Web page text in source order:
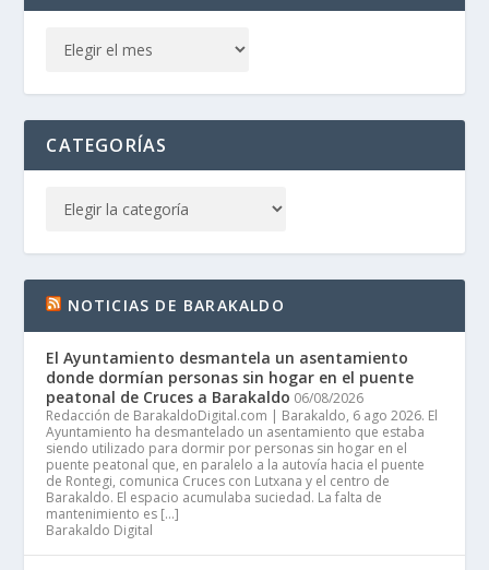
CATEGORÍAS
NOTICIAS DE BARAKALDO
El Ayuntamiento desmantela un asentamiento
donde dormían personas sin hogar en el puente
peatonal de Cruces a Barakaldo 06/08/2026
Redacción de BarakaldoDigital.com | Barakaldo, 6 ago 2026. El
Ayuntamiento ha desmantelado un asentamiento que estaba
siendo utilizado para dormir por personas sin hogar en el
puente peatonal que, en paralelo a la autovía hacia el puente
de Rontegi, comunica Cruces con Lutxana y el centro de
Barakaldo. El espacio acumulaba suciedad. La falta de
mantenimiento es […]
Barakaldo Digital